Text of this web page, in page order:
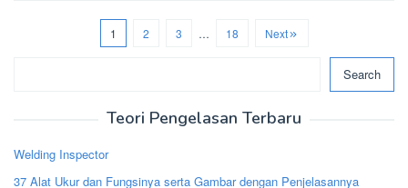
1 2 3 … 18 Next
Search
Teori Pengelasan Terbaru
Welding Inspector
37 Alat Ukur dan Fungsinya serta Gambar dengan Penjelasannya